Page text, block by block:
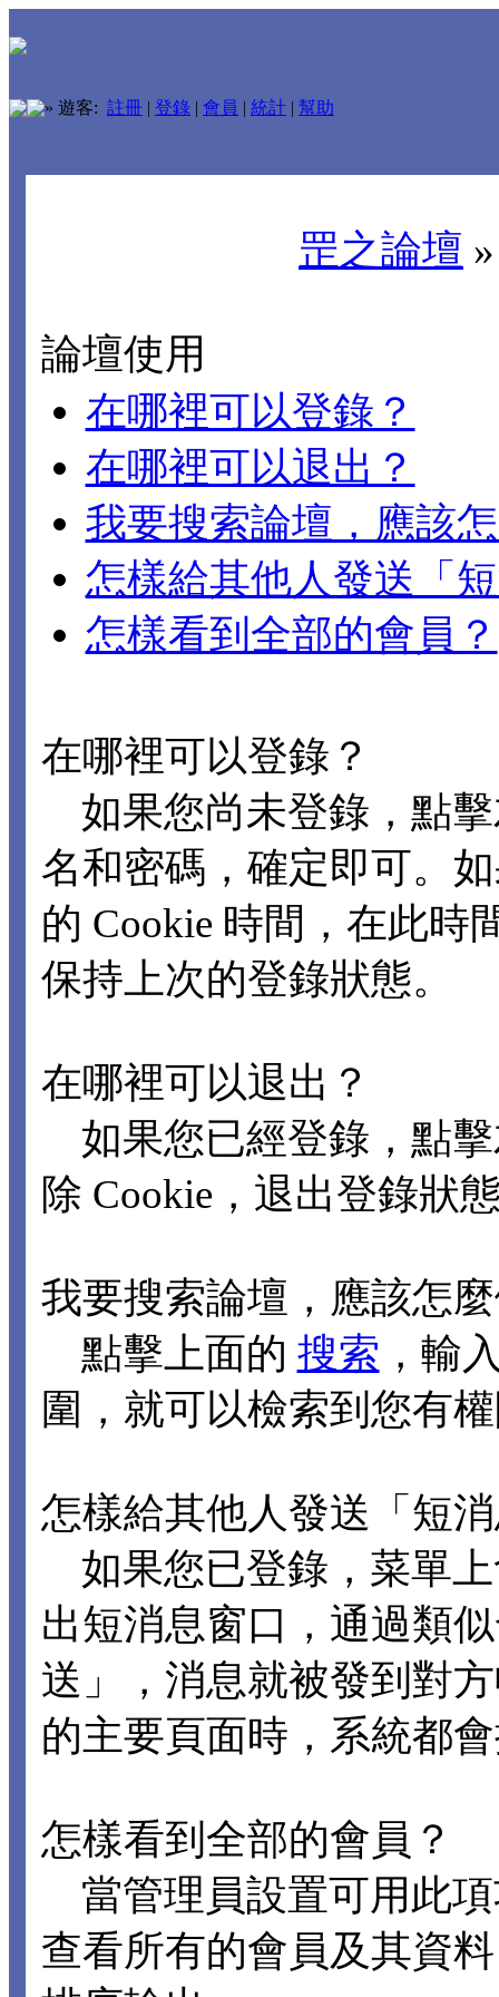
» 遊客: 註冊 | 登錄 | 會員 | 統計 | 幫助
罡之論壇
論壇使用
在哪裡可以登錄？
在哪裡可以退出？
我要搜索論壇，應該
怎樣給其他人發送「
怎樣看到全部的會員？
在哪裡可以登錄？
如果您尚未登錄，點
名和密碼，確定即可。
的 Cookie 時間，在此時
保持上次的登錄狀態。
在哪裡可以退出？
如果您已經登錄，點
除 Cookie，退出登錄狀
我要搜索論壇，應該怎
點擊上面的 搜索 ，輸
圍，就可以檢索到您有
怎樣給其他人發送「短
如果您已登錄，菜單
出短消息窗口，通過類
送」，消息就被發到對
的主要頁面時，系統都
怎樣看到全部的會員？
當管理員設置可用此
查看所有的會員及其資